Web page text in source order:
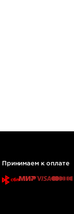
Принимаем к оплате